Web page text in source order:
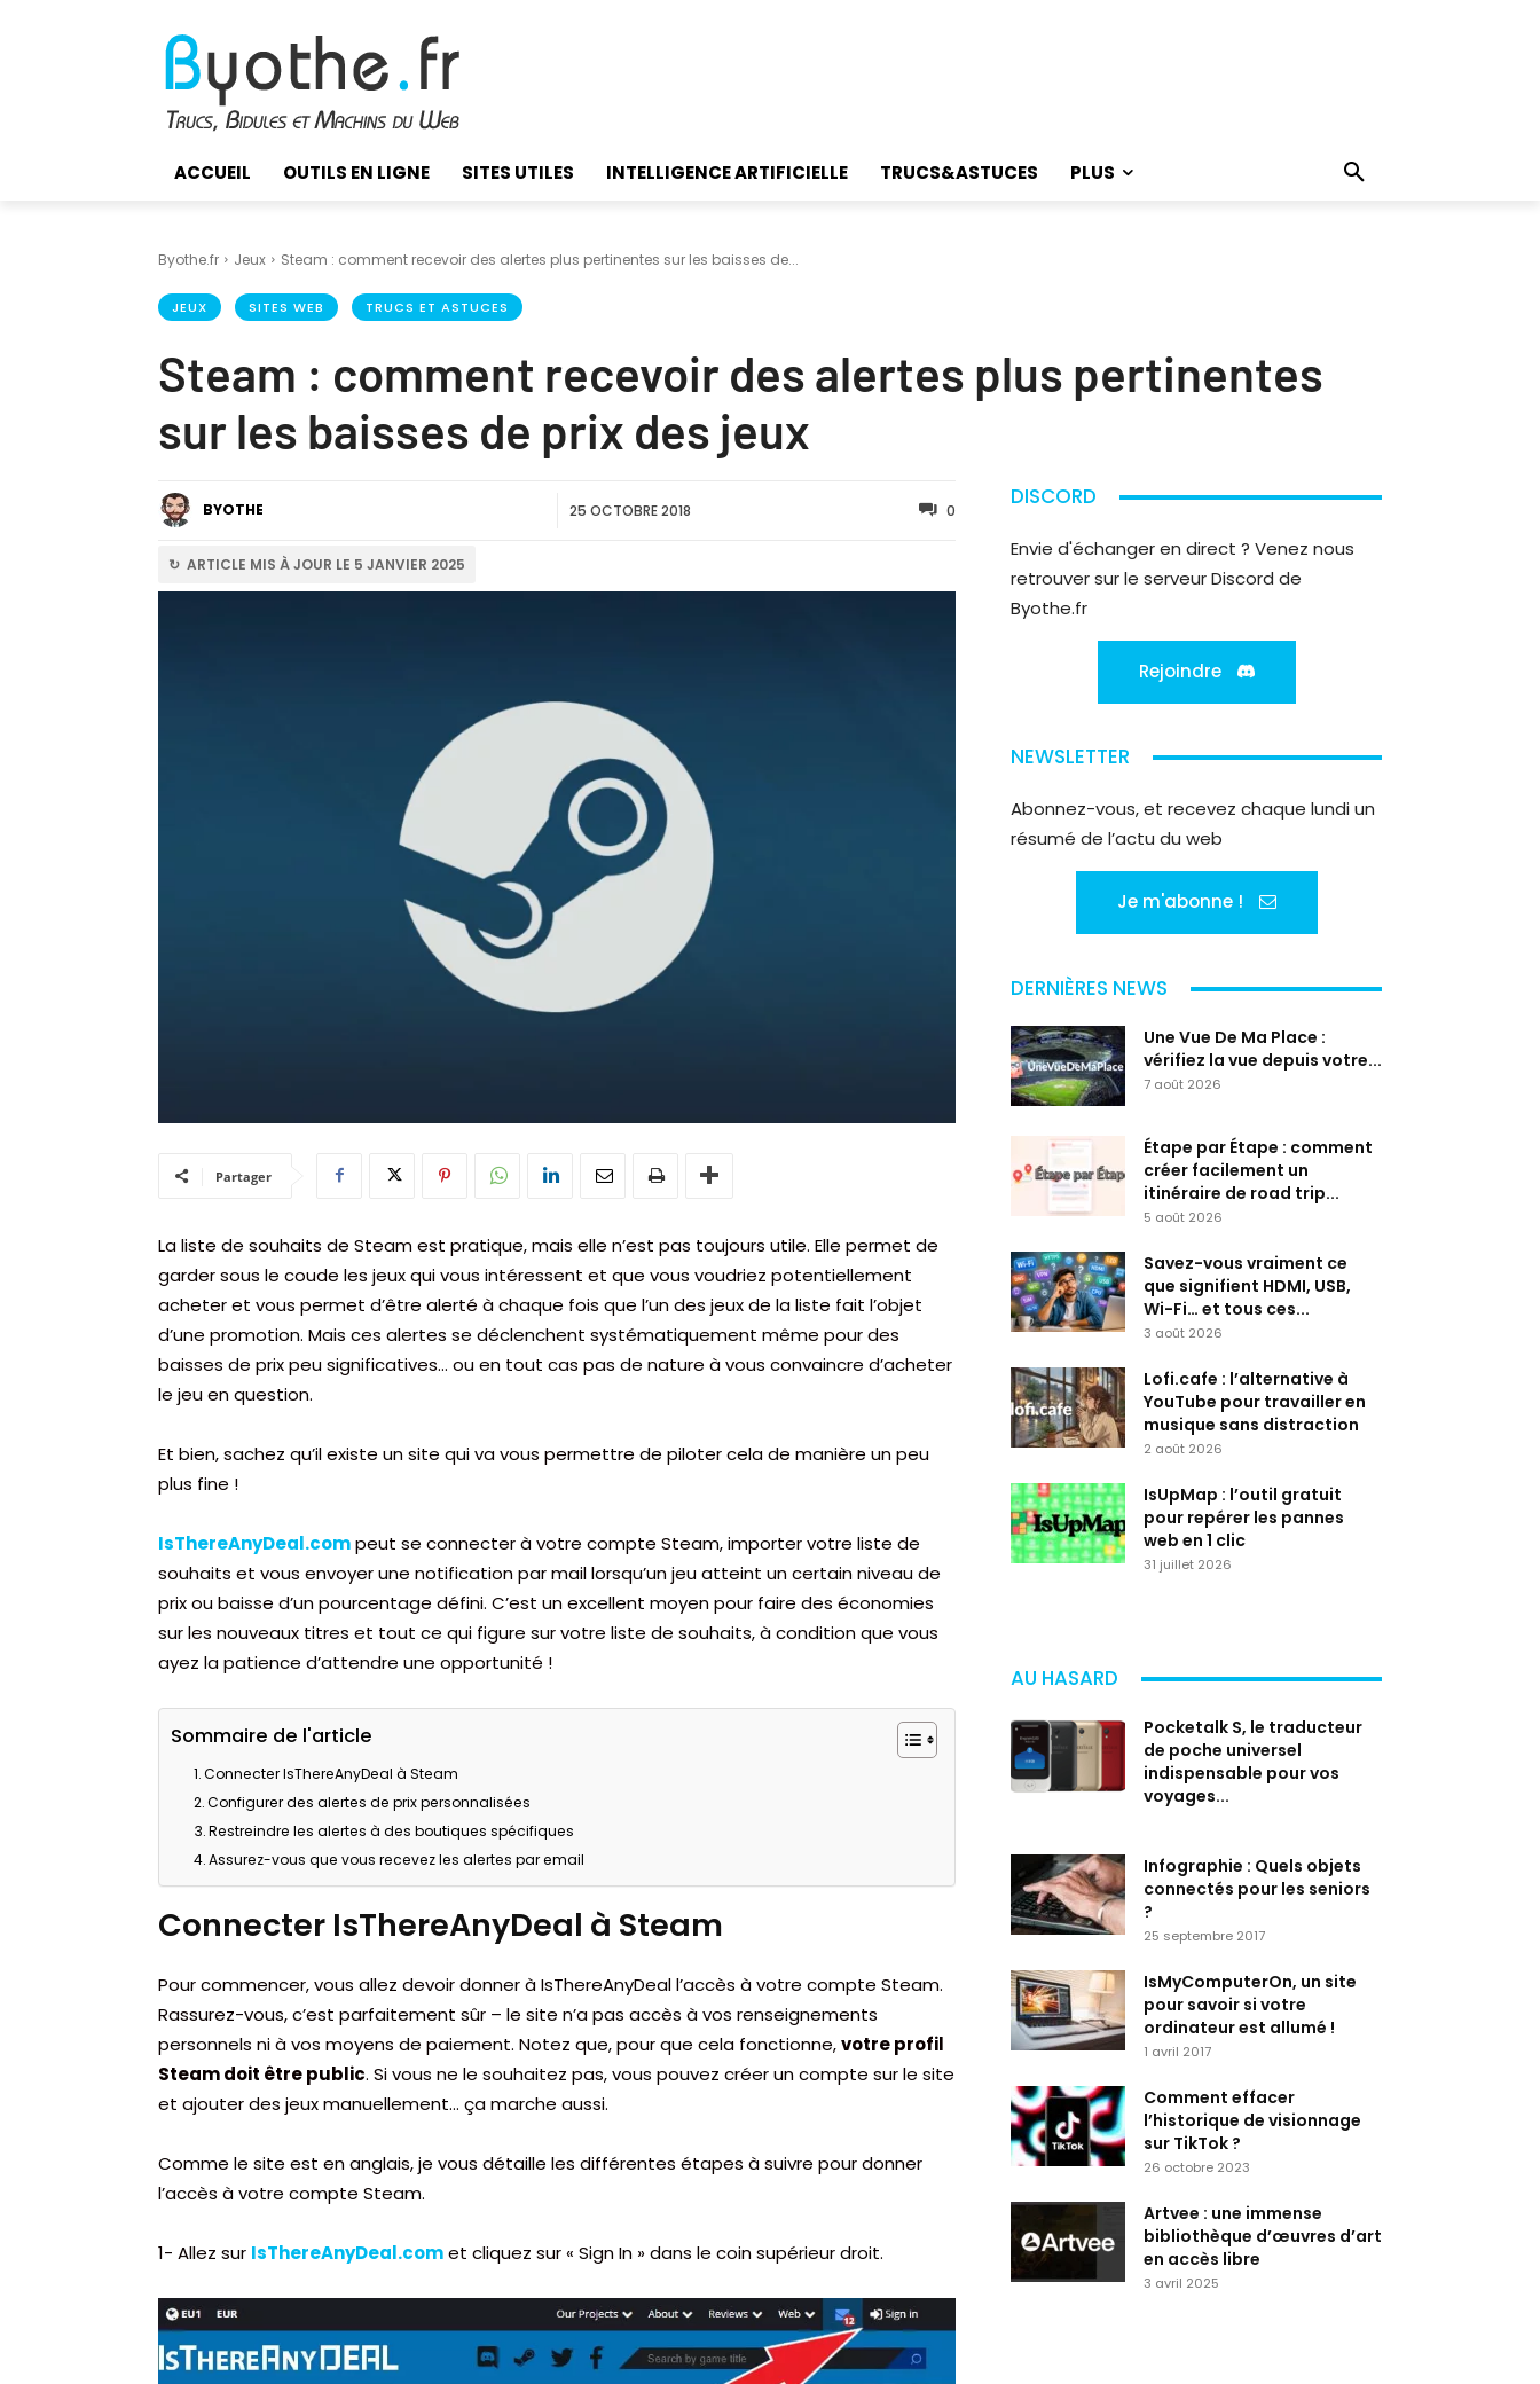
ACCUEIL OUTILS EN LIGNE SITES UTILES INTELLIGENCE ARTIFICIELLE TRUCS&ASTUCES PLUS
Byothe.fr Jeux Steam : comment recevoir des alertes plus pertinentes sur les baisses de...
JEUX SITES WEB TRUCS ET ASTUCES
Steam : comment recevoir des alertes plus pertinentes
sur les baisses de prix des jeux
BYOTHE 25 OCTOBRE 2018 0
↻ ARTICLE MIS À JOUR LE 5 JANVIER 2025
Partager
La liste de souhaits de Steam est pratique, mais elle n’est pas toujours utile. Elle permet de
garder sous le coude les jeux qui vous intéressent et que vous voudriez potentiellement
acheter et vous permet d’être alerté à chaque fois que l’un des jeux de la liste fait l’objet
d’une promotion. Mais ces alertes se déclenchent systématiquement même pour des
baisses de prix peu significatives… ou en tout cas pas de nature à vous convaincre d’acheter
le jeu en question.
Et bien, sachez qu’il existe un site qui va vous permettre de piloter cela de manière un peu
plus fine !
IsThereAnyDeal.compeut se connecter à votre compte Steam, importer votre liste de
souhaits et vous envoyer une notification par mail lorsqu’un jeu atteint un certain niveau de
prix ou baisse d’un pourcentage défini. C’est un excellent moyen pour faire des économies
sur les nouveaux titres et tout ce qui figure sur votre liste de souhaits, à condition que vous
ayez la patience d’attendre une opportunité !
Sommaire de l'article
Connecter IsThereAnyDeal à Steam
Configurer des alertes de prix personnalisées
Restreindre les alertes à des boutiques spécifiques
Assurez-vous que vous recevez les alertes par email
Connecter IsThereAnyDeal à Steam
Pour commencer, vous allez devoir donner à IsThereAnyDeal l’accès à votre compte Steam.
Rassurez-vous, c’est parfaitement sûr – le site n’a pas accès à vos renseignements
personnels ni à vos moyens de paiement. Notez que, pour que cela fonctionne,votre profil
Steam doit être public. Si vous ne le souhaitez pas, vous pouvez créer un compte sur le site
et ajouter des jeux manuellement… ça marche aussi.
Comme le site est en anglais, je vous détaille les différentes étapes à suivre pour donner
l’accès à votre compte Steam.
1- Allez sur IsThereAnyDeal.comet cliquez sur « Sign In » dans le coin supérieur droit.
DISCORD
Envie d'échanger en direct ? Venez nous
retrouver sur le serveur Discord de
Byothe.fr
Rejoindre
NEWSLETTER
Abonnez-vous, et recevez chaque lundi un
résumé de l’actu du web
Je m'abonne !
DERNIÈRES NEWS
Une Vue De Ma Place :
vérifiez la vue depuis votre...
7 août 2026
Étape par Étape : comment
créer facilement un
itinéraire de road trip...
5 août 2026
Savez-vous vraiment ce
que signifient HDMI, USB,
Wi-Fi… et tous ces...
3 août 2026
Lofi.cafe : l’alternative à
YouTube pour travailler en
musique sans distraction
2 août 2026
IsUpMap : l’outil gratuit
pour repérer les pannes
web en 1 clic
31 juillet 2026
AU HASARD
Pocketalk S, le traducteur
de poche universel
indispensable pour vos
voyages...
Infographie : Quels objets
connectés pour les seniors
?
25 septembre 2017
IsMyComputerOn, un site
pour savoir si votre
ordinateur est allumé !
1 avril 2017
Comment effacer
l’historique de visionnage
sur TikTok ?
26 octobre 2023
Artvee : une immense
bibliothèque d’œuvres d’art
en accès libre
3 avril 2025